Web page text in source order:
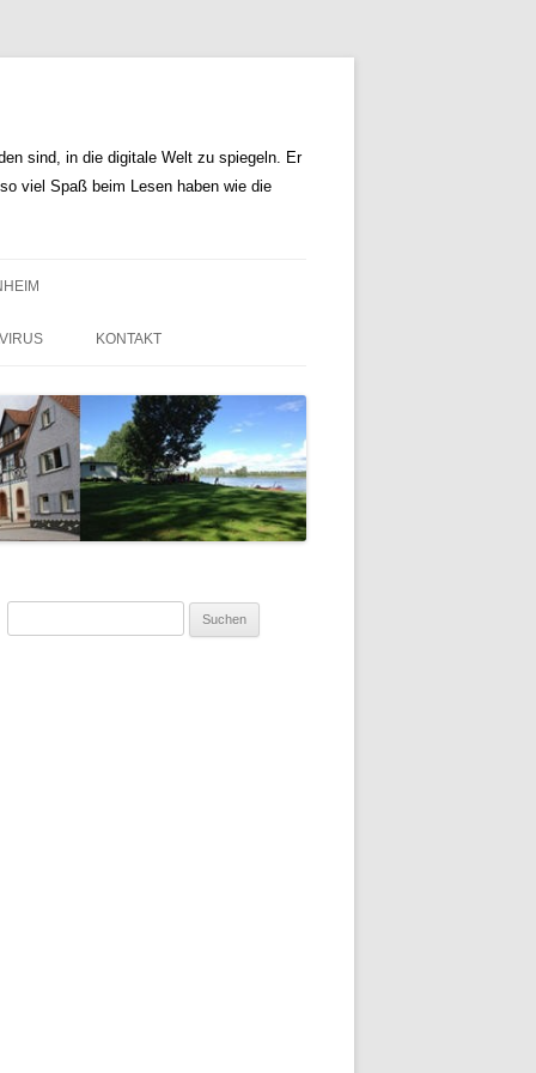
sind, in die digitale Welt zu spiegeln. Er
viel Spaß beim Lesen haben wie die
KONTAKT